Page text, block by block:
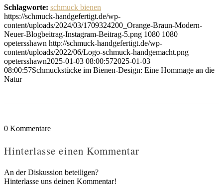
Schlagworte: schmuck bienen
https://schmuck-handgefertigt.de/wp-
content/uploads/2024/03/1709324200_Orange-Braun-Modern-
Neuer-Blogbeitrag-Instagram-Beitrag-5.png 1080 1080
opetersshawn http://schmuck-handgefertigt.de/wp-
content/uploads/2022/06/Logo-schmuck-handgemacht.png
opetersshawn2025-01-03 08:00:572025-01-03
08:00:57Schmuckstücke im Bienen-Design: Eine Hommage an die
Natur
0 Kommentare
Hinterlasse einen Kommentar
An der Diskussion beteiligen?
Hinterlasse uns deinen Kommentar!